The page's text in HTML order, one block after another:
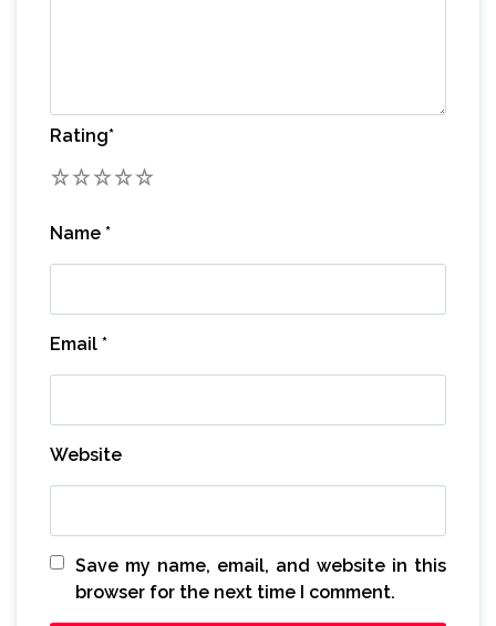
Rating*
5
4
3
2
Name *
Email *
Website
Save my name, email, and website in this
browser for the next time I comment.